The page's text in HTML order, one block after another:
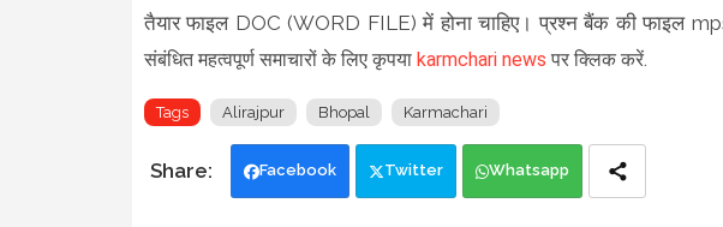
तैयार फाइल DOC (WORD FILE) में होना चाहिए। प्रश्न बैंक की फाइल
संबंधित महत्वपूर्ण समाचारों के लिए कृपया karmchari news पर क्लिक करें.
Tags Alirajpur Bhopal Karmachari
Facebook Twitter Whatsapp